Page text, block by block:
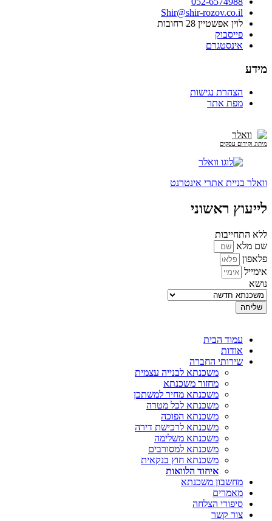
Shir@shir-rozov.co.il
לוין אפשטיין 28 רחובות
פייסבוק
אינסטגרם
מידע
הצהרת נגישות
מפת אתר
וואלר
מיתוג וקידום עסקים
וואלר בניית אתרי אינטרנט
לייעוץ ראשוני
ללא התחייבות
שם מלא
פלאפון
אימייל
נושא
שליחה
עמוד הבית
אודות
שירותי החברה
משכנתא לבנייה עצמית
מחזור משכנתא
משכנתא מחיר למשתכן
משכנתא לכל מטרה
משכנתא הפוכה
משכנתא לרכישת דירה
משכנתא משלימה
משכנתא למסורבים
משכנתא חוץ בנקאית
איחוד הלוואות
מחשבון משכנתא
מאמרים
סיפורי הצלחה
צור קשר